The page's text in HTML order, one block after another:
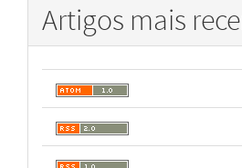
Artigos mais